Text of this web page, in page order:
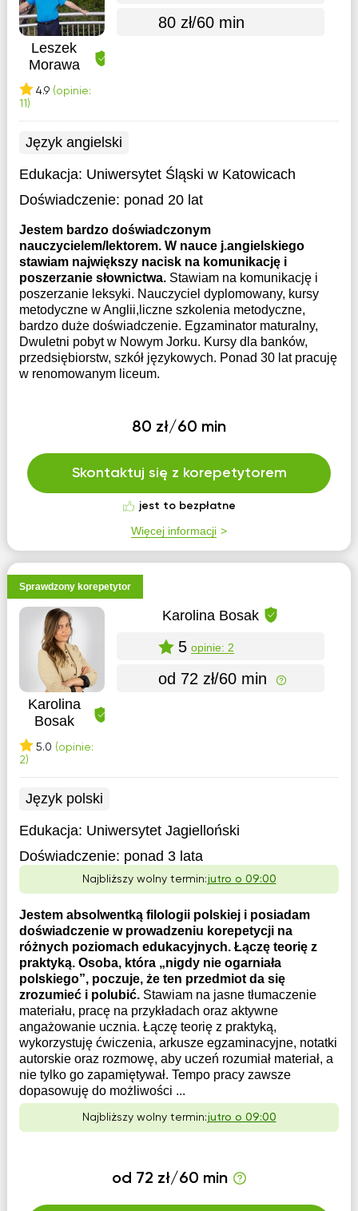
Leszek
Morawa
4.9 (opinie:
11)
80 zł/60 min
Język angielski
Edukacja: Uniwersytet Śląski w Katowicach
Doświadczenie: ponad 20 lat
Jestem bardzo doświadczonym
nauczycielem/lektorem. W nauce j.angielskiego
stawiam największy nacisk na komunikację i
poszerzanie słownictwa. Stawiam na komunikację i
poszerzanie leksyki. Nauczyciel dyplomowany, kursy
metodyczne w Anglii,liczne szkolenia metodyczne,
bardzo duże doświadczenie. Egzaminator maturalny,
Dwuletni pobyt w Nowym Jorku. Kursy dla banków,
przedsiębiorstw, szkół językowych. Ponad 30 lat pracuję
w renomowanym liceum.
80 zł/60 min
Skontaktuj się z korepetytorem
jest to bezpłatne
Więcej informacji
Sprawdzony korepetytor
Karolina
Bosak
5.0 (opinie:
2)
Karolina Bosak
5 opinie: 2
od 72 zł/60 min
Język polski
Edukacja: Uniwersytet Jagielloński
Doświadczenie: ponad 3 lata
Najbliższy wolny termin:jutro o 09:00
Jestem absolwentką filologii polskiej i posiadam
doświadczenie w prowadzeniu korepetycji na
różnych poziomach edukacyjnych. Łączę teorię z
praktyką. Osoba, która „nigdy nie ogarniała
polskiego”, poczuje, że ten przedmiot da się
zrozumieć i polubić. Stawiam na jasne tłumaczenie
materiału, pracę na przykładach oraz aktywne
angażowanie ucznia. Łączę teorię z praktyką,
wykorzystuję ćwiczenia, arkusze egzaminacyjne, notatki
autorskie oraz rozmowę, aby uczeń rozumiał materiał, a
nie tylko go zapamiętywał. Tempo pracy zawsze
dopasowuję do możliwości ...
Najbliższy wolny termin:jutro o 09:00
od 72 zł/60 min